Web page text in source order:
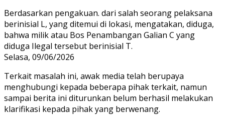
Berdasarkan pengakuan. dari salah seorang pelaksana
berinisial L, yang ditemui di lokasi, mengatakan, diduga,
bahwa milik atau Bos Penambangan Galian C yang
diduga Ilegal tersebut berinisial T.
Selasa, 09/06/2026
Terkait masalah ini, awak media telah berupaya
menghubungi kepada beberapa pihak terkait, namun
sampai berita ini diturunkan belum berhasil melakukan
klarifikasi kepada pihak yang berwenang.